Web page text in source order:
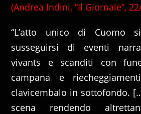
(Andrea Indini, “Il Giornale”,
“L’atto unico di Cuomo
susseguirsi di eventi
vivants e scanditi con
campana e
clavicembalo in sottofondo.
scena rendendo